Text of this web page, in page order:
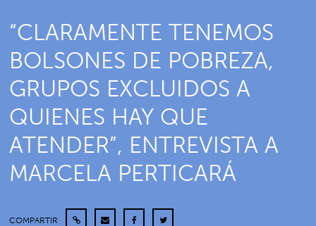
“CLARAMENTE TENEMOS
BOLSONES DE POBREZA,
GRUPOS EXCLUIDOS A
QUIENES HAY QUE
ATENDER”, ENTREVISTA A
MARCELA PERTICARÁ
COMPARTIR